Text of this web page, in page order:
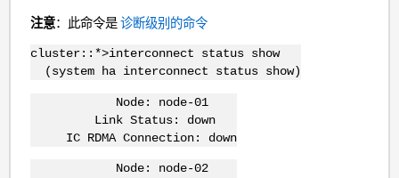
注意：此命令是诊断级别的命令
cluster::*>interconnect status show
(system ha interconnect status show)
Node: node-01
Link Status: down
IC RDMA Connection: down
Node: node-02